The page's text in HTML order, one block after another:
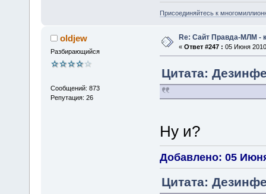
Присоединяйтесь к
oldjew
Разбирающийся
Сообщений: 873
Репутация: 26
Re: Сайт Правда-МЛМ -
« Ответ #247 : 05 Июня
Цитата:
Ну и?
Добавлено: 05
Цитата: